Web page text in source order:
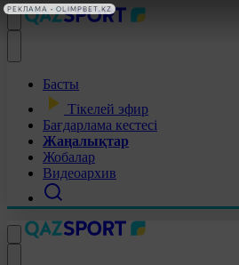
Басты
Тікелей эфир
Бағдарлама кестесі
Жаңалықтар
Жобалар
Видеоархив
РЕКЛАМА • OLIMPBET.KZ